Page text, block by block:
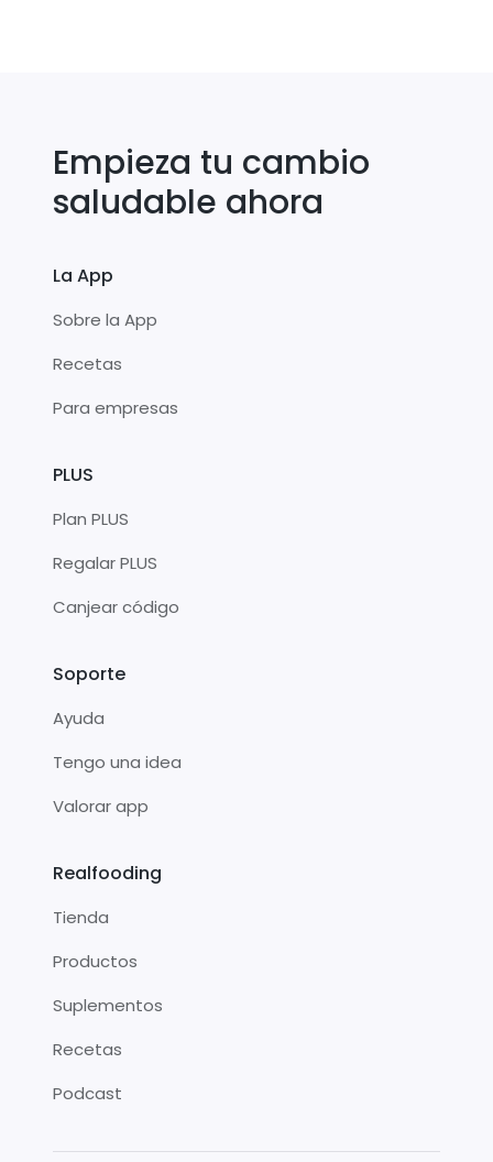
Empieza tu cambio
saludable ahora
La App
Sobre la App
Recetas
Para empresas
PLUS
Plan PLUS
Regalar PLUS
Canjear código
Soporte
Ayuda
Tengo una idea
Valorar app
Realfooding
Tienda
Productos
Suplementos
Recetas
Podcast